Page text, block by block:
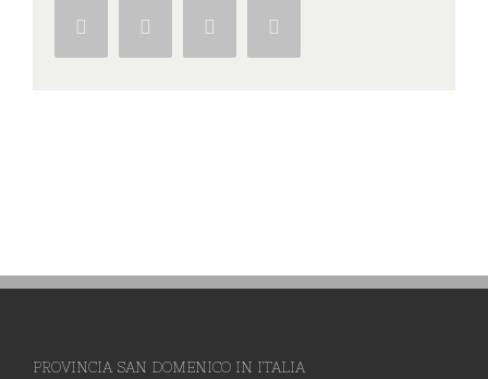
Facebook Twitter Google+
PROVINCIA SAN DOMENICO IN ITALIA